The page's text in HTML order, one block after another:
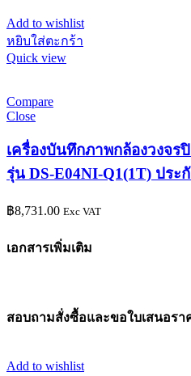
Add to wishlist
หยิบใส่ตะกร้า
Quick view
Compare
Close
เครื่องบันทึกภาพกล้องวงจ
รุ่น DS-E04NI-Q1(1T) ประ
฿8,731.00 Exc VAT
เอกสารเพิ่มเติม
สอบถามสั่งซื้อและขอใบเสนอรา
Add to wishlist